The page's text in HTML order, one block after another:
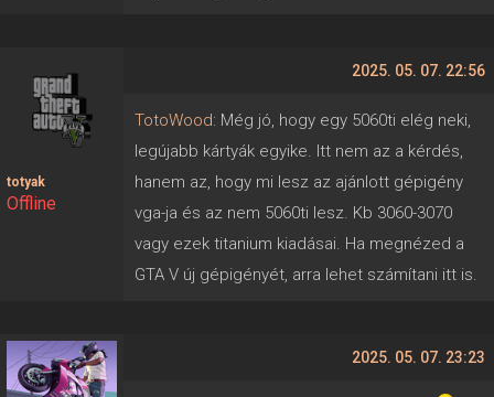
totyak
Offline
2025. 05. 07. 22:56
TotoWood: Még jó, hogy egy 5060ti elég neki,
legújabb kártyák egyike. Itt nem az a kérdés,
hanem az, hogy mi lesz az ajánlott gépigény
vga-ja és az nem 5060ti lesz. Kb 3060-3070
vagy ezek titanium kiadásai. Ha megnézed a
GTA V új gépigényét, arra lehet számítani itt is.
2025. 05. 07. 23:23